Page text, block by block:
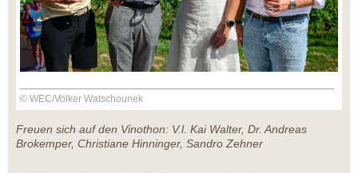
© WEC/Volker Watschounek
Freuen sich auf den Vinothon: V.l. Kai Walter, Dr. Andreas
Brokemper, Christiane Hinninger, Sandro Zehner